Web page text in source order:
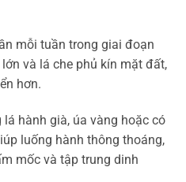
mỗi tuần trong giai đoạn
và lá che phủ kín mặt đất,
hơn.
hành già, úa vàng hoặc có
luống hành thông thoáng,
mốc và tập trung dinh